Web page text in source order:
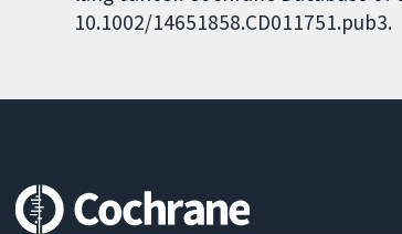
10.1002/14651858.CD011751.pub3.